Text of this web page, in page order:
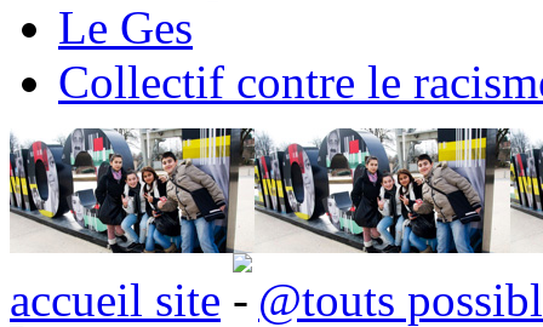
Le Ges
Collectif contre le
accueil site @touts